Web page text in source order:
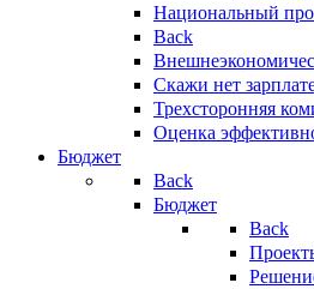
Национальный
Back
Скажи нет
Трехсторонняя
Оценка
Бюджет
Back
Бюджет
Back